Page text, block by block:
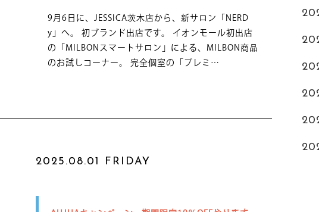
9月6日に、JESSICA茨木店から、新サロン「NERD
y」へ。 初ブランド出店です。 イオンモール初出店
の「MILBONスマートサロン」による、MILBON商品
のお試しコーナー。 完全個室の「プレミ…
2025.08.01 FRIDAY